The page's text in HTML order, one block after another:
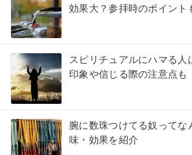
効果大？参拝時のポイント
スピリチュアルにハマる
印象や信じる際の注意点も
腕に数珠つけてる奴ってな
味・効果を紹介